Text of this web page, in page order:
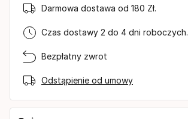
Darmowa dostawa od 180 Zł.
Czas dostawy 2 do 4 dni roboczych.
Bezpłatny zwrot
Odstąpienie od umowy